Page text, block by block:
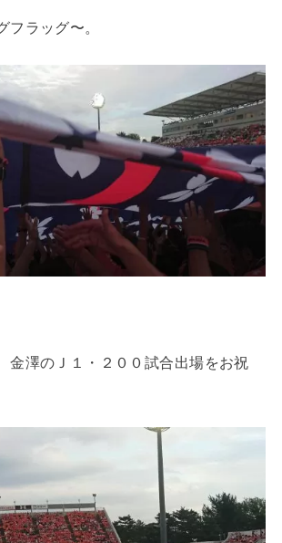
フラッグ〜。
金澤のＪ１・２００試合出場をお祝